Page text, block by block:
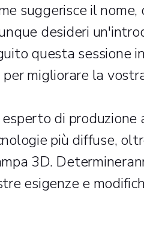
suggerisce il
desideri
questa sessione
per migliorare la
esperto di
più diffuse,
3D.
esigenze e